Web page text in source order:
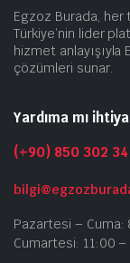
Egzoz Burada, her
Türkiye’nin lider
hizmet anlayışıyla
çözümleri sunar.
Yardıma mı
(+90) 850 302 34
Pazartesi –
Cumartesi: 11:00 –